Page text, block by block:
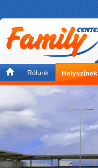
Rólunk Helyszínek